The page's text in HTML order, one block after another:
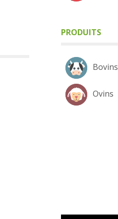
PRODUITS
Bovins
Ovins